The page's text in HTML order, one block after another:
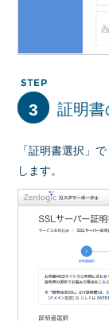
3 証明書
「証明書選択」
します。